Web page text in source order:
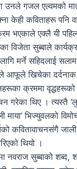
उनले गजल एल्वमको
केही कविताहरू पनि
भएकाले एक्लै यी
विजेता सुब्बाले
मर्ने सहिदलाई
आफूले खिचेका दर्दनाक
क्रममा वृद्धहरूको
गरेका थिए । त्यस्तै
माया’ भिज्युवलको
कवितावाचनसंगै
थियो ।
नवराज सुब्बाको शब्द,